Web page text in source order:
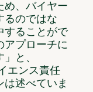
め、バイヤー
るのではな
することがで
アプローチに
と、
エンス責任
述べていま